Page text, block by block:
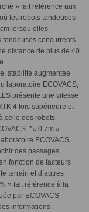
» fait référence aux
les robots tondeuses
lorsqu’elles
tondeuses concurrents
distance de plus de 40
stabilité augmentée
laboratoire ECOVACS,
présente une vitesse
4 fois supérieure et
celle des robots
*« 0.7m »
ECOVACS,
des passages
fonction de facteurs
terrain et d’autres
» fait référence à la
par ECOVACS
informations